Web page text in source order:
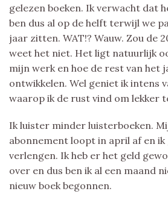
gelezen boeken. Ik verwacht dat
ben dus al op de helft terwijl we
jaar zitten. WAT!? Wauw. Zou de
weet het niet. Het ligt natuurlijk
mijn werk en hoe de rest van het
ontwikkelen. Wel geniet ik intens
waarop ik de rust vind om lekker
Ik luister minder luisterboeken.
abonnement loopt in april af en ik
verlengen. Ik heb er het geld
over en dus ben ik al een maand
nieuw boek begonnen.